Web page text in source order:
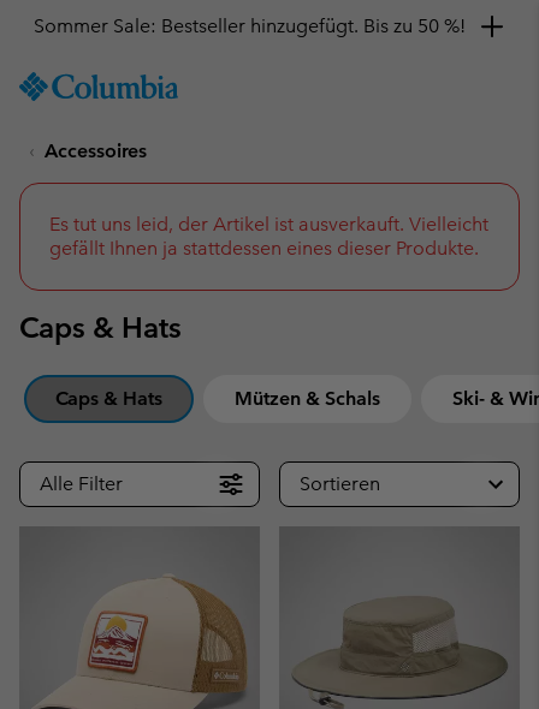
TO
SKIP
NAV
SKIP
TO
SEARCH
Hol dir einen 10 %-Gutschein
Accessoires
Es tut uns leid, der Artikel ist ausverkauft. Vielleicht
gefällt Ihnen ja stattdessen eines dieser Produkte.
Caps & Hats
Caps & Hats Mützen & Schals Ski- &
Alle Filter Sortieren